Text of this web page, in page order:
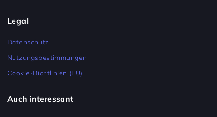
Legal
Datenschutz
Nutzungsbestimmungen
Cookie-Richtlinien (EU)
Auch interessant